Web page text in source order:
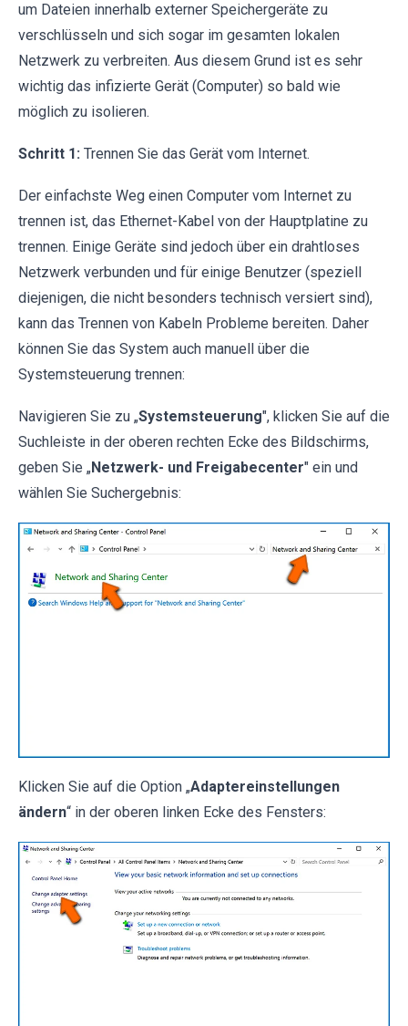
um Dateien innerhalb externer Speichergeräte zu
verschlüsseln und sich sogar im gesamten lokalen
Netzwerk zu verbreiten. Aus diesem Grund ist es sehr
wichtig das infizierte Gerät (Computer) so bald wie
möglich zu isolieren.
Schritt 1: Trennen Sie das Gerät vom Internet.
Der einfachste Weg einen Computer vom Internet zu
trennen ist, das Ethernet-Kabel von der Hauptplatine zu
trennen. Einige Geräte sind jedoch über ein drahtloses
Netzwerk verbunden und für einige Benutzer (speziell
diejenigen, die nicht besonders technisch versiert sind),
kann das Trennen von Kabeln Probleme bereiten. Daher
können Sie das System auch manuell über die
Systemsteuerung trennen:
Navigieren Sie zu „Systemsteuerung", klicken Sie auf die
Suchleiste in der oberen rechten Ecke des Bildschirms,
geben Sie „Netzwerk- und Freigabecenter" ein und
wählen Sie Suchergebnis:
Klicken Sie auf die Option „Adaptereinstellungen
ändern“ in der oberen linken Ecke des Fensters: